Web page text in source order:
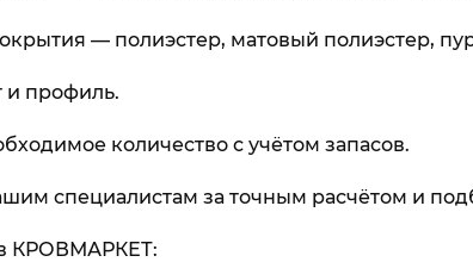
— полиэстер, матовый полиэстер,
и профиль.
количество с учётом запасов.
специалистам за точным расчётом и
КРОВМАРКЕТ: